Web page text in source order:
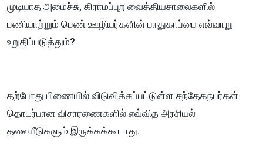
முடியாத அமைச்சு, கிராமப்புற வைத்தியசாலைகளில்
பணியாற்றும் பெண் ஊழியர்களின் பாதுகாப்பை எவ்வாறு
உறுதிப்படுத்தும்?
தற்போது பிணையில் விடுவிக்கப்பட்டுள்ள சந்தேகநபர்கள்
தொடர்பான விசாரணைகளில் எவ்வித அரசியல்
தலையீடுகளும் இருக்கக்கூடாது.